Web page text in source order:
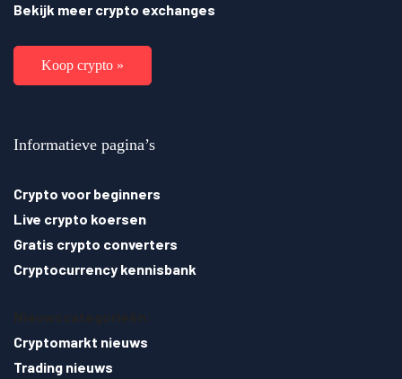
Bekijk meer crypto exchanges
Koop crypto »
Informatieve pagina’s
Crypto voor beginners
Live crypto koersen
Gratis crypto converters
Cryptocurrency kennisbank
Cryptomarkt nieuws
Trading nieuws